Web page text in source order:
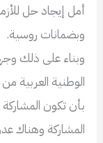
أمل إيجاد حل
وبضمانات روسية.
وبناء على ذلك
الوطنية العربية من
بأن تكون المشاركة
المشاركة وهناك